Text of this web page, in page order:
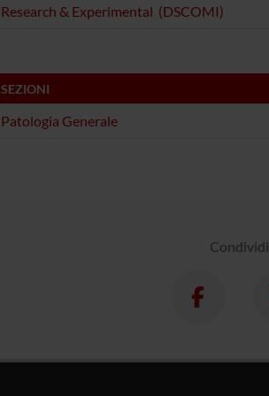
Research & Experimental (DSCOMI)
SEZIONI
Patologia Generale
Condividi